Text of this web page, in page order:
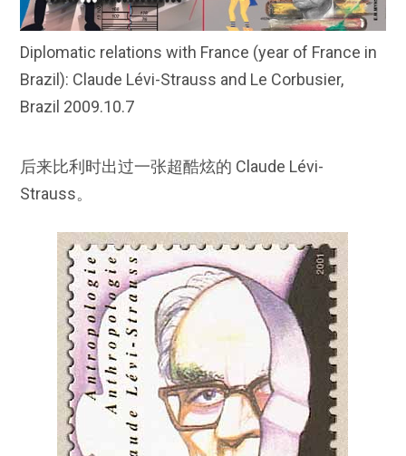
Diplomatic relations with France (year of France in
Brazil): Claude Lévi-Strauss and Le Corbusier,
Brazil 2009.10.7
后来比利时出过一张超酷炫的 Claude Lévi-
Strauss。